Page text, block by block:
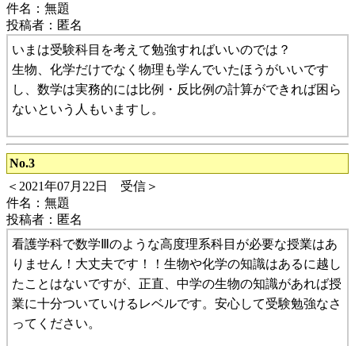
件名：無題
投稿者：匿名
いまは受験科目を考えて勉強すればいいのでは？
生物、化学だけでなく物理も学んでいたほうがいいです
し、数学は実務的には比例・反比例の計算ができれば困ら
ないという人もいますし。
No.3
＜2021年07月22日 受信＞
件名：無題
投稿者：匿名
看護学科で数学Ⅲのような高度理系科目が必要な授業はあ
りません！大丈夫です！！生物や化学の知識はあるに越し
たことはないですが、正直、中学の生物の知識があれば授
業に十分ついていけるレベルです。安心して受験勉強なさ
ってください。